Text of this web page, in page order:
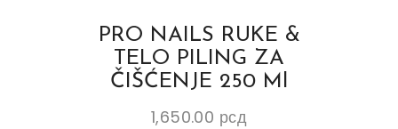
PRO NAILS RUKE &
TELO PILING ZA
ČIŠĆENJE 250 Ml
1,650.00 рсд